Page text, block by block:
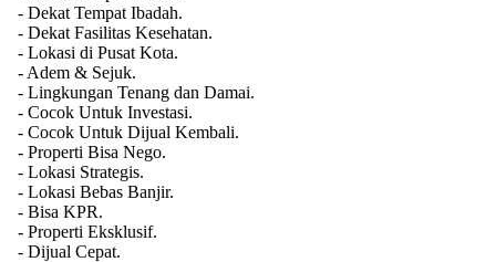
- Dekat Tempat Ibadah.
- Dekat Fasilitas Kesehatan.
- Lokasi di Pusat Kota.
- Adem & Sejuk.
- Lingkungan Tenang dan Damai.
- Cocok Untuk Investasi.
- Cocok Untuk Dijual Kembali.
- Properti Bisa Nego.
- Lokasi Strategis.
- Lokasi Bebas Banjir.
- Bisa KPR.
- Properti Eksklusif.
- Dijual Cepat.